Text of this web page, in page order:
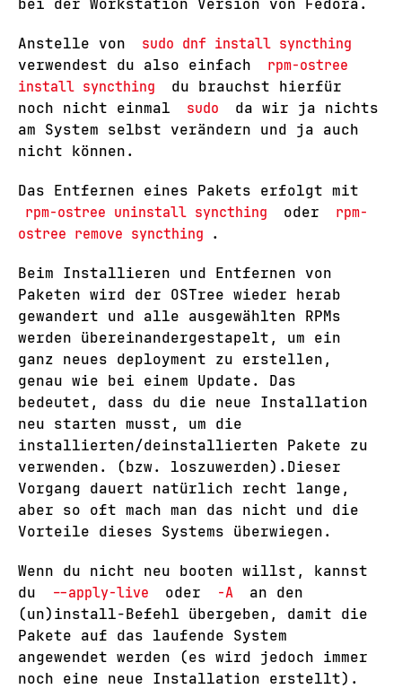
bei der Workstation Version von Fedora.
Anstelle von
sudo dnf install syncthing
verwendest du also einfach
rpm-ostree
install syncthing
du brauchst hierfür
noch nicht einmal
sudo
da wir ja nichts
am System selbst verändern und ja auch
nicht können.
Das Entfernen eines Pakets erfolgt mit
rpm-ostree uninstall syncthing
oder
rpm-
ostree remove syncthing .
Beim Installieren und Entfernen von
Paketen wird der OSTree wieder herab
gewandert und alle ausgewählten RPMs
werden übereinandergestapelt, um ein
ganz neues deployment zu erstellen,
genau wie bei einem Update. Das
bedeutet, dass du die neue Installation
neu starten musst, um die
installierten/deinstallierten Pakete zu
verwenden. (bzw. loszuwerden).Dieser
Vorgang dauert natürlich recht lange,
aber so oft mach man das nicht und die
Vorteile dieses Systems überwiegen.
Wenn du nicht neu booten willst, kannst
du
--apply-live oder -A
an den
(un)install-Befehl übergeben, damit die
Pakete auf das laufende System
angewendet werden (es wird jedoch immer
noch eine neue Installation erstellt).